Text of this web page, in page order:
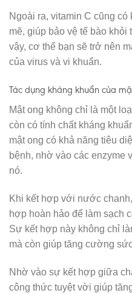
Ngoài ra, vitamin C cũng
mẽ, giúp bảo vệ tế bào
vậy, cơ thể bạn sẽ trở nên
của virus và vi khuẩn.
Tác dụng kháng khuẩn của
Mật ong không chỉ là một
còn có tính chất kháng
mật ong có khả năng tiêu
bệnh, nhờ vào các enzyme
nó.
Khi kết hợp với nước
hợp hoàn hảo để làm sạch
Sự kết hợp này không chỉ
mà còn giúp tăng cường
Nhờ vào sự kết hợp giữa
công thức tuyệt vời giúp